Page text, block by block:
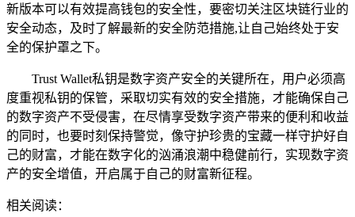
新版本可以有效提高钱包的安全性，要密切关注区块链行业的
安全动态，及时了解最新的安全防范措施,让自己始终处于安
全的保护罩之下。
Trust Wallet私钥是数字资产安全的关键所在，用户必须高
度重视私钥的保管，采取切实有效的安全措施，才能确保自己
的数字资产不受侵害，在尽情享受数字资产带来的便利和收益
的同时，也要时刻保持警觉，像守护珍贵的宝藏一样守护好自
己的财富，才能在数字化的汹涌浪潮中稳健前行，实现数字资
产的安全增值，开启属于自己的财富新征程。
相关阅读：